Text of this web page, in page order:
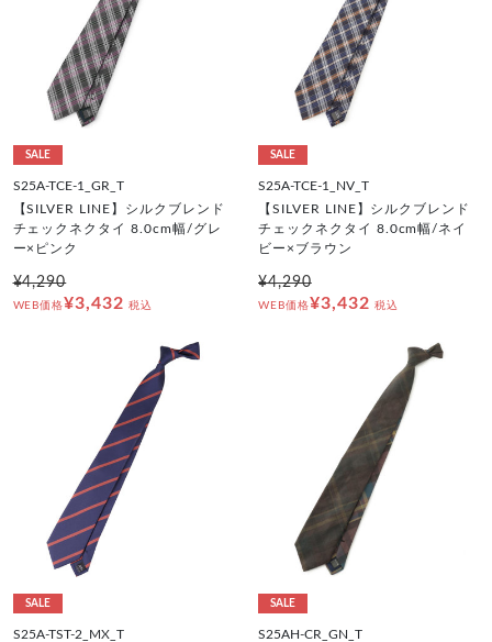
SALE
S25A-TCE-1_GR_T
【SILVER LINE】シルクブレンド
チェックネクタイ 8.0cm幅/グレ
ー×ピンク
¥4,290
WEB価格¥3,432 税込
SALE
S25A-TCE-1_NV_T
【SILVER LINE】シルクブレンド
チェックネクタイ 8.0cm幅/ネイ
ビー×ブラウン
¥4,290
WEB価格¥3,432 税込
SALE
S25A-TST-2_MX_T
SALE
S25AH-CR_GN_T